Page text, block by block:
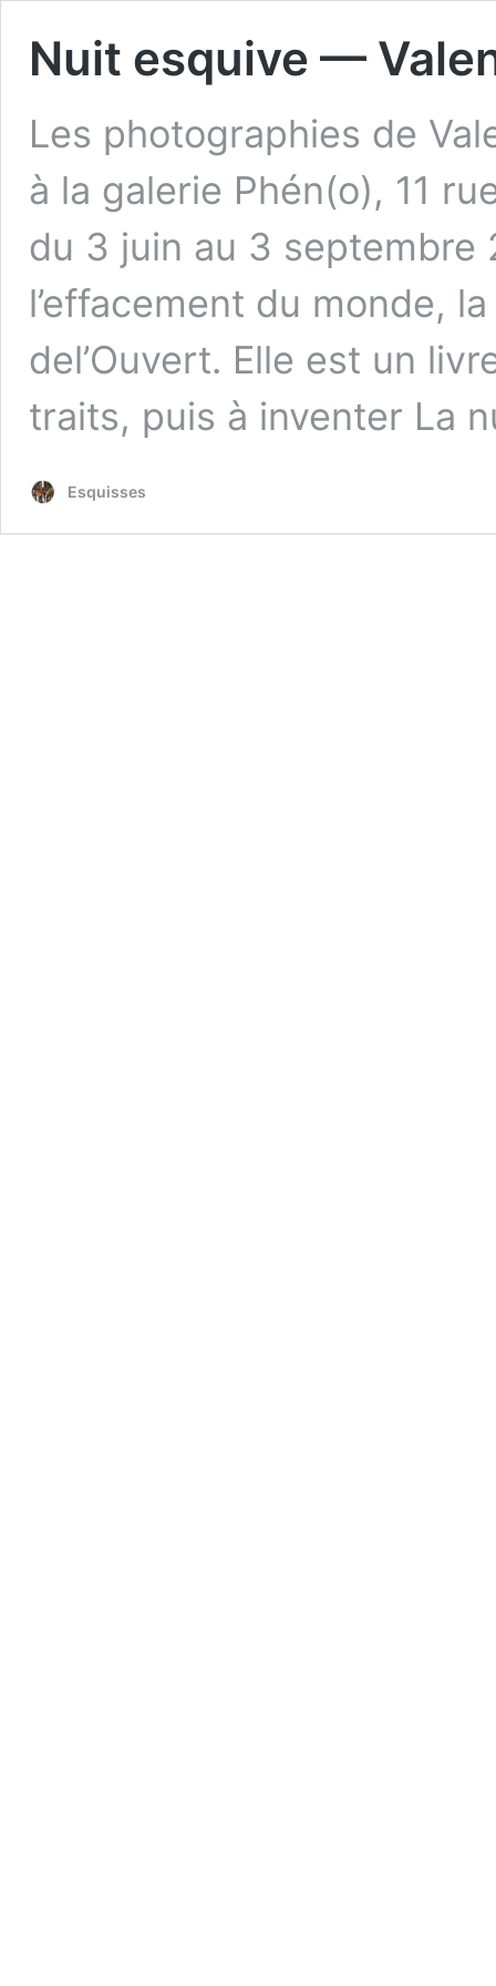
Nuit esquive —
Les photographies de
à la galerie Phén(o), 11
du 3 juin au 3 septembre
l’effacement du monde,
del’Ouvert. Elle est un
traits, puis à inventer La
Esquisses